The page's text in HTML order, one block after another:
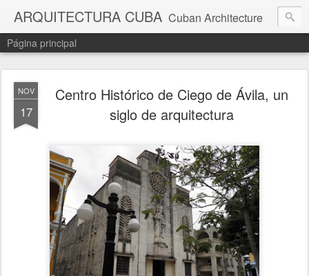
ARQUITECTURA CUBA Cuban Architecture
Página principal
NOV
17
Centro Histórico de Ciego de Ávila, un
siglo de arquitectura